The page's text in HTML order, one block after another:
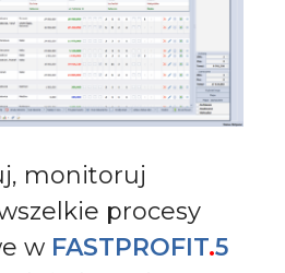
monitoruj
procesy
w FASTPROFIT.5